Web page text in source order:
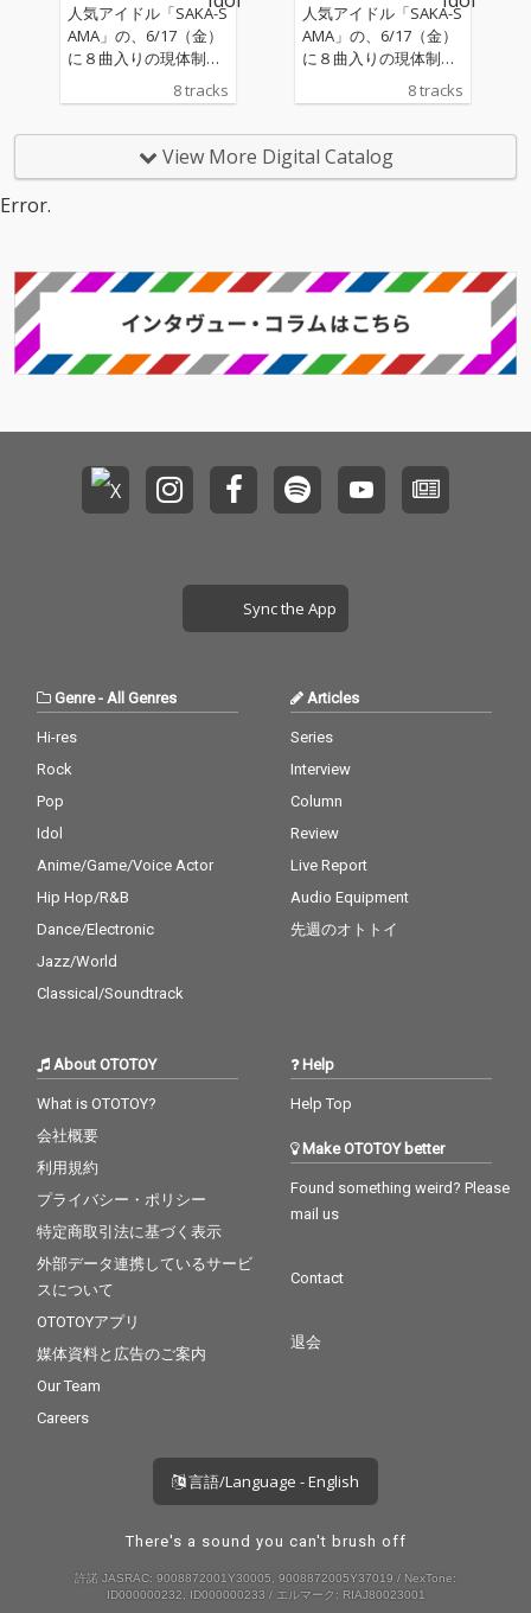
人気アイドル「SAKA-S
AMA」の、6/17（金）
に８曲入りの現体制で
のラストアルバム「万
祝」。シンガーソング
he」が先行シングル
「ライラック・ランデ
表題曲「万祝」、シン
「河内宙夢」と「本日
休演」の「岩出拓十
郎」が共作した「恋の
スワークの幅も広が
り、ポップでバラエテ
ィ豊かな内容に。アル
務」。7月2日には代官
山UNITでワンマンライ
ブを開催。「寿々木こ
ほ」の2人が積み重ね
8 tracks
人気アイドル「SAKA-S
AMA」の、6/17（金）
に８曲入りの現体制で
のラストアルバム「万
祝」。シンガーソング
he」が先行シングル
「ライラック・ランデ
表題曲「万祝」、シン
「河内宙夢」と「本日
休演」の「岩出拓十
郎」が共作した「恋の
スワークの幅も広が
り、ポップでバラエテ
ィ豊かな内容に。アル
ップなドローイングや
コラージュが幅広く支
務」。7月2日には代官
山UNITでワンマンライ
ブを開催。「寿々木こ
ほ」の2人が積み重ね
てきた「SAKA-SAMA」
の集大成が今ここに。
8 tracks
View More Digital Catalog
Error.
Sync the App
Genre- All Genres
Hi-res
Rock
Pop
Idol
Anime/Game/Voice Actor
Hip Hop/R&B
Dance/Electronic
Jazz/World
Classical/Soundtrack
Articles
Series
Interview
Column
Review
Live Report
Audio Equipment
先週のオトトイ
About OTOTOY
What is OTOTOY?
会社概要
利用規約
プライバシー・ポリシー
特定商取引法に基づく表示
外部データ連携しているサービ
スについて
OTOTOYアプリ
媒体資料と広告のご案内
Our Team
Careers
Help
Help Top
Make OTOTOY better
Found something weird? Please
mail us
Contact
退会
言語/Language - English
There's a sound you can't brush off
許諾 JASRAC: 9008872001Y30005, 9008872005Y37019 / NexTone:
ID000000232, ID000000233 / エルマーク: RIAJ80023001